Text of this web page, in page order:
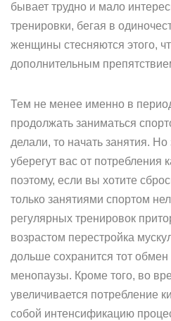
бывает трудно и мало
тренировки, бегая в
женщины стесняются этого,
дополнительным
Тем не менее именно в
продолжать заниматься
делали, то начать занятия.
уберегут вас от потребления
поэтому, если вы хотите
только занятиями спортом
регулярных тренировок
возрастом перестройка
дольше сохранится тот
менопаузы. Кроме того, во
увеличивается потребление
собой интенсификацию